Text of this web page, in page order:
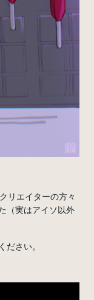
リエイターの方々
（実はアイソ以外
ださい。